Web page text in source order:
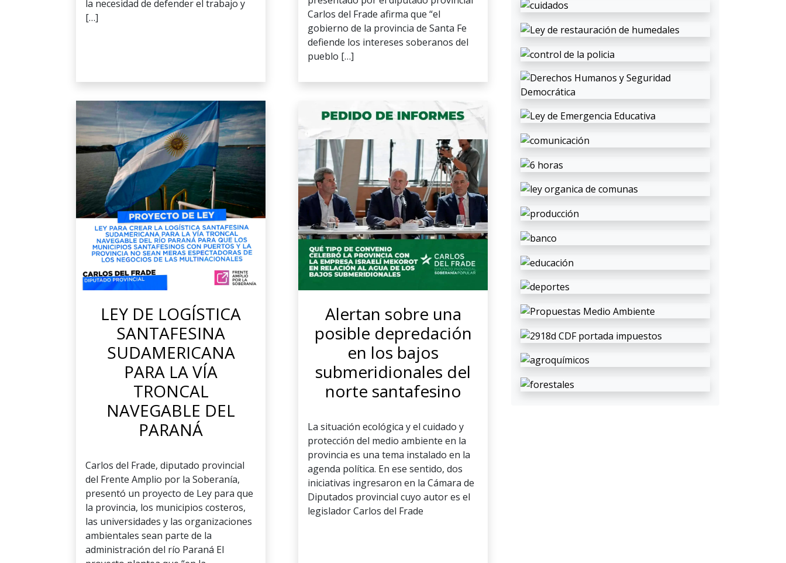
la necesidad de defender el trabajo y
[…]
Carlos del Frade afirma que “el
gobierno de la provincia de Santa Fe
defiende los intereses soberanos del
pueblo […]
LEY DE LOGÍSTICA
SANTAFESINA
SUDAMERICANA
PARA LA VÍA
TRONCAL
NAVEGABLE DEL
PARANÁ
Carlos del Frade, diputado provincial
del Frente Amplio por la Soberanía,
presentó un proyecto de Ley para que
la provincia, los municipios costeros,
las universidades y las organizaciones
ambientales sean parte de la
administración del río Paraná El
Alertan sobre una
posible depredación
en los bajos
submeridionales del
norte santafesino
La situación ecológica y el cuidado y
protección del medio ambiente en la
provincia es una tema instalado en la
agenda política. En ese sentido, dos
iniciativas ingresaron en la Cámara de
Diputados provincial cuyo autor es el
legislador Carlos del Frade